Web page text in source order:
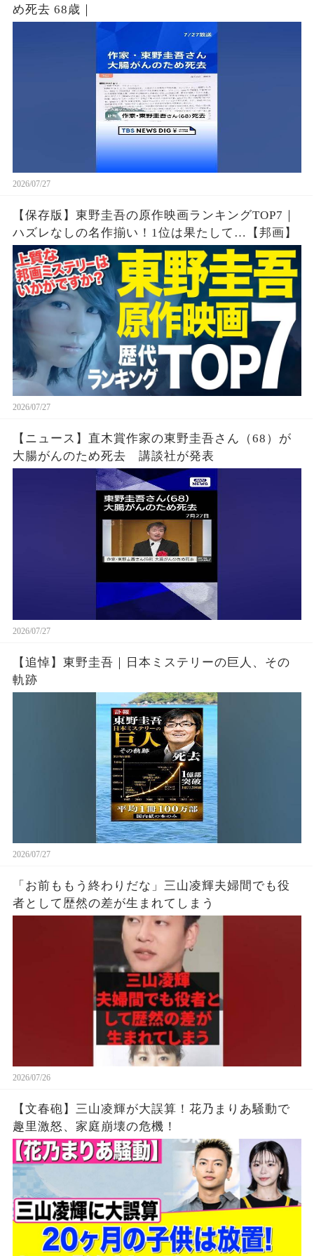
め死去 68歳｜
2026/07/27
【保存版】東野圭吾の原作映画ランキングTOP7｜
ハズレなしの名作揃い！1位は果たして…【邦画】
2026/07/27
【ニュース】直木賞作家の東野圭吾さん（68）が
大腸がんのため死去 講談社が発表
2026/07/27
【追悼】東野圭吾｜日本ミステリーの巨人、その
軌跡
2026/07/27
「お前ももう終わりだな」三山凌輝夫婦間でも役
者として歴然の差が生まれてしまう
2026/07/26
【文春砲】三山凌輝が大誤算！花乃まりあ騒動で
趣里激怒、家庭崩壊の危機！